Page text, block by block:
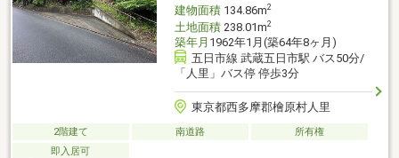
建物面積134.86m2
土地面積238.01m2
築年月 1962年1月(築64年8ヶ月)
五日市線 武蔵五日市駅 バス50分/
「人里」バス停 停歩3分
東京都西多摩郡檜原村人里
2階建て 南道路
所有権
即入居可